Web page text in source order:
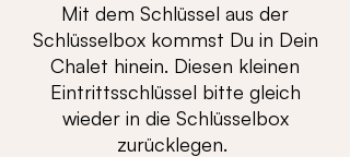
Mit dem Schlüssel aus der
Schlüsselbox kommst Du in Dein
Chalet hinein. Diesen kleinen
Eintrittsschlüssel bitte gleich
wieder in die Schlüsselbox
zurücklegen.